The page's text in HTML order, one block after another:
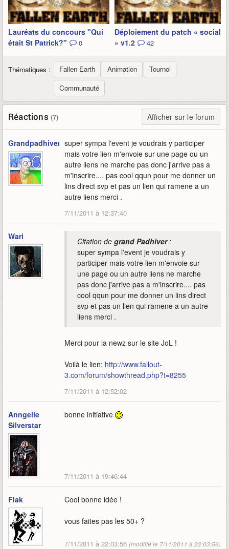
Lauréats du concours "Qui
était St Patrick?"
0
Déploiement du patch « social
» v1.2
42
Thématiques : Fallen Earth Animation
Tournoi
Communauté
Réactions (7) Afficher sur le forum
Grandpadhiver super sympa l'event je voudrais y participer
mais votre lien m'envoie sur une page ou un
autre liens ne marche pas donc j'arrive pas a
m'inscrire.... pas cool qqun pour me donner un
lins direct svp et pas un lien qui ramene a un
autre liens merci .
7/11/2011 à 12:37:40
Wari Citation de grand Padhiver:
super sympa l'event je voudrais y
participer mais votre lien m'envoie sur
une page ou un autre liens ne marche
pas donc j'arrive pas a m'inscrire.... pas
cool qqun pour me donner un lins direct
svp et pas un lien qui ramene a un autre
liens merci .
Merci pour la newz sur le site JoL !
Voilà le lien: http://www.fallout-
3.com/forum/showthread.php?t=8255
7/11/2011 à 12:52:02
Anngelle
Silverstar
bonne initiative
7/11/2011 à 19:46:44
Flak Cool bonne idée !
vous faites pas les 50+ ?
7/11/2011 à 22:03:56 (modifié le 7/11/2011 à 22:03:56)